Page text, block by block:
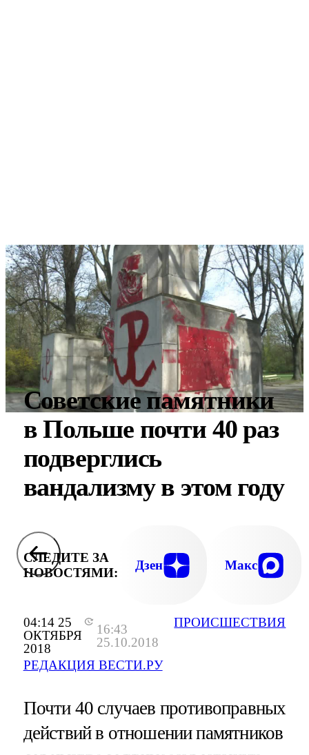
04:14 25
ОКТЯБРЯ
2018
16:43
25.10.2018
РЕДАКЦИЯ ВЕСТИ.РУ
ПРОИСШЕСТВИЯ
Советские памятники
в Польше почти 40 раз
подверглись
вандализму в этом году
СЛЕДИТЕ ЗА
НОВОСТЯМИ:
Дзен Макс
Почти 40 случаев противоправных
действий в отношении памятников